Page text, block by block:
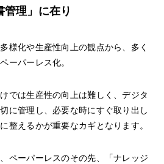
管理」に在り
様化や生産性向上の観点から、多く
ーパーレス化。
では生産性の向上は難しく、デジタ
に管理し、必要な時にすぐ取り出し
整えるかが重要なカギとなります。
ペーパーレスのその先、「ナレッジ